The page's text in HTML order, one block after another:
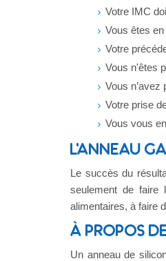
Votre IMC
Vous êtes
Votre
Vous n'êtes
Vous n’avez
Votre prise
Vous vous
L'ANNEAU
Le succès du
seulement de faire
alimentaires, à faire
À PROPOS
Un anneau de